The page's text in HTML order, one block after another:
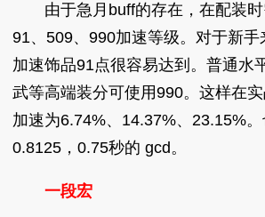
由于急月buff的存在，在配装时
91、509、990加速等级。对于新
加速饰品91点很容易达到。普通水
武等高端装分可使用990。这样在实
加速为6.74%、14.37%、23.15%。
0.8125，0.75秒的 gcd。
一段宏